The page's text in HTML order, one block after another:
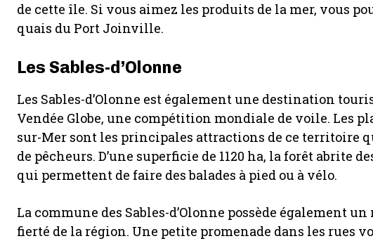
de cette île. Si vous aimez les produits de la mer, vous
quais du Port Joinville.
Les Sables-d’Olonne
Les Sables-d’Olonne est également une destination
Vendée Globe, une compétition mondiale de voile. Les
sur-Mer sont les principales attractions de ce territoire
de pêcheurs. D’une superficie de 1120 ha, la forêt abrite
qui permettent de faire des balades à pied ou à vélo.
La commune des Sables-d’Olonne possède également
fierté de la région. Une petite promenade dans les rues